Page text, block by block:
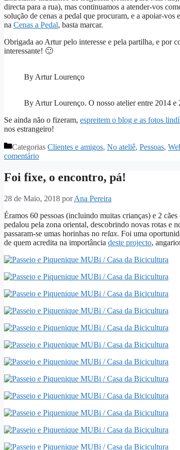
directa para a rua), mas continuamos a atender-vos
solução de cenas a pedal que procuram, e a apoiar-
na Cenas a Pedal, basta marcar.
Obrigada ao Artur pelo interesse e pela partilha, e por
interessante! 🙂
By Artur Lourenço
By Artur Lourenço. O nosso atelier entre 2014 e
Se ainda não o fizeram, espreitem o blog e as fotos
nos estrangeiro!
Categorias Clientes e amigos, No ateliê, Pessoas,
comentário
Foi fixe, o encontro, pá!
28 de Maio, 2018 porAna Pereira
Éramos 60 pessoas (incluindo muitas crianças) e 2
pedalou pela zona oriental, descobrindo novas rotas e
passaram-se umas horinhas no relax. Foi uma
de quem acredita na importância deste projecto,